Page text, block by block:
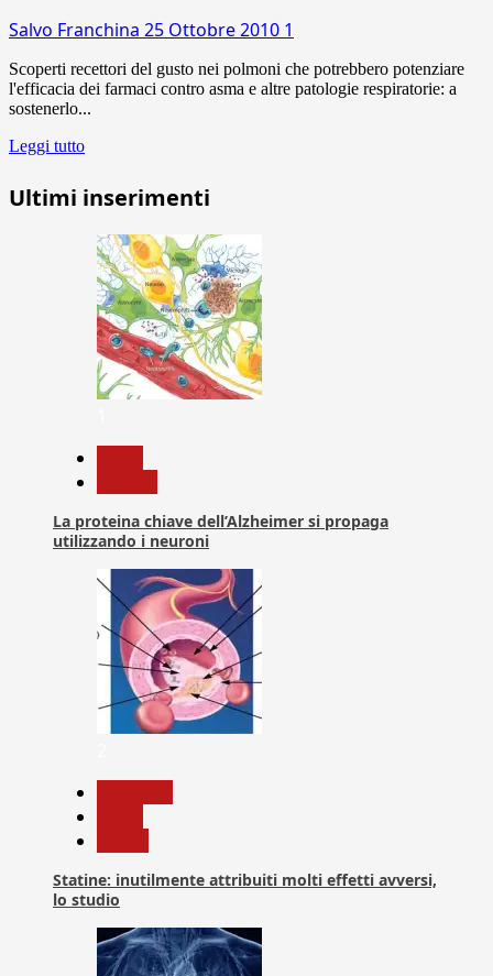
Salvo Franchina 25 Ottobre 2010 1
Scoperti recettori del gusto nei polmoni che potrebbero potenziare
l'efficacia dei farmaci contro asma e altre patologie respiratorie: a
sostenerlo...
Leggi tutto
Ultimi inserimenti
La proteina chiave dell’Alzheimer si propaga
utilizzando i neuroni
Statine: inutilmente attribuiti molti effetti avversi,
lo studio